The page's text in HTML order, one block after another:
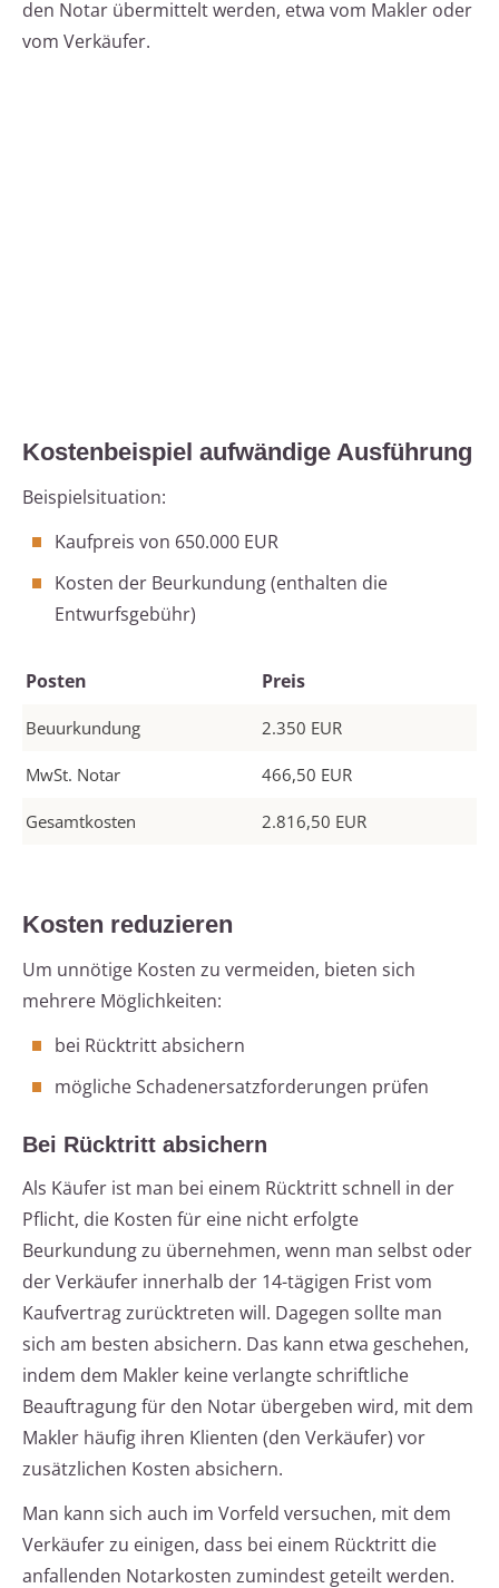
den Notar übermittelt werden, etwa vom Makler oder
vom Verkäufer.
Kostenbeispiel aufwändige Ausführung
Beispielsituation:
Kaufpreis von 650.000 EUR
Kosten der Beurkundung (enthalten die
Entwurfsgebühr)
Posten Preis
Beuurkundung 2.350 EUR
MwSt. Notar 466,50 EUR
Gesamtkosten 2.816,50 EUR
Kosten reduzieren
Um unnötige Kosten zu vermeiden, bieten sich
mehrere Möglichkeiten:
bei Rücktritt absichern
mögliche Schadenersatzforderungen prüfen
Bei Rücktritt absichern
Als Käufer ist man bei einem Rücktritt schnell in der
Pflicht, die Kosten für eine nicht erfolgte
Beurkundung zu übernehmen, wenn man selbst oder
der Verkäufer innerhalb der 14-tägigen Frist vom
Kaufvertrag zurücktreten will. Dagegen sollte man
sich am besten absichern. Das kann etwa geschehen,
indem dem Makler keine verlangte schriftliche
Beauftragung für den Notar übergeben wird, mit dem
Makler häufig ihren Klienten (den Verkäufer) vor
zusätzlichen Kosten absichern.
Man kann sich auch im Vorfeld versuchen, mit dem
Verkäufer zu einigen, dass bei einem Rücktritt die
anfallenden Notarkosten zumindest geteilt werden.